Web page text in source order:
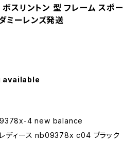
スリントン 型 フレーム スポー
ミーレンズ発送
available
4 new balance
ディース nb09378x c04 ブラック